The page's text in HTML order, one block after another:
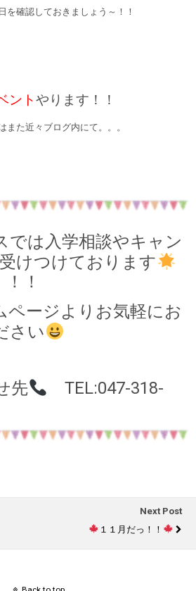
を確認しておきましょう～！！
ントやります！！
また近々ブログ内にて。。。
では入学相談やキャン
けつけております
！
ページよりお気軽にお
さい
先
TEL:047-318-
Next Post
１１月だっ！！